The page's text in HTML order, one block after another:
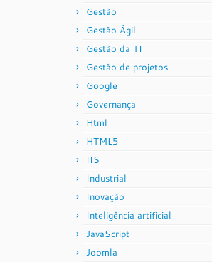
Gestão
Gestão Ágil
Gestão da TI
Gestão de projetos
Google
Governança
Html
HTML5
IIS
Industrial
Inovação
Inteligência artificial
JavaScript
Joomla